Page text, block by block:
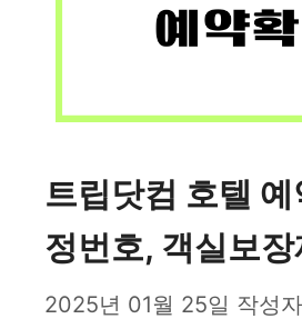
트립닷컴 호텔
정번호, 객실보장
2025년 01월 25일 작성